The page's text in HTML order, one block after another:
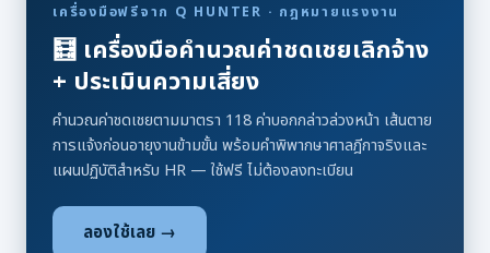
เครื่องมือฟรีจาก Q HUNTER · กฎหมายแรงงาน
🧮 เครื่องมือคำนวณค่าชดเชยเลิกจ้าง
+ ประเมินความเสี่ยง
คำนวณค่าชดเชยตามมาตรา 118 ค่าบอกกล่าวล่วงหน้า เส้นตาย
การแจ้งก่อนอายุงานข้ามขั้น พร้อมคำพิพากษาศาลฎีกาจริงและ
แผนปฏิบัติสำหรับ HR — ใช้ฟรี ไม่ต้องลงทะเบียน
ลองใช้เลย →